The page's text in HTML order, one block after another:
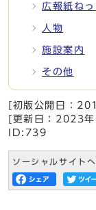
広報紙ねっ
人物
施設案内
その他
[初版公開日：
[更新日： 2023年
ID:739
ソーシャルサイト